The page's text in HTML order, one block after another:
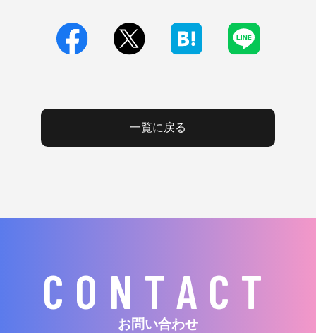
一覧に戻る
CONTACT
お問い合わせ